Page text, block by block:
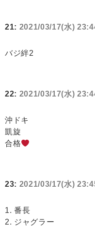
21: 2021/03/17(水)
バジ絆2
22: 2021/03/17(水)
沖ドキ
凱旋
合格
23: 2021/03/17(水)
1. 番長
2. ジャグラー